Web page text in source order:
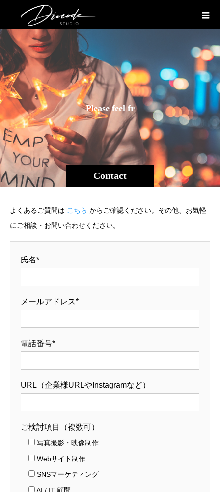
Contact
Please feel free
よくあるご質問は こちら からご確認ください。その他、お気軽
にご相談・お問い合わせください。
氏名*
メールアドレス*
電話番号*
URL（企業様URLやInstagramなど）
ご検討項目（複数可）
写真撮影・映像制作
Webサイト制作
SNSマーケティング
AI / IT 顧問